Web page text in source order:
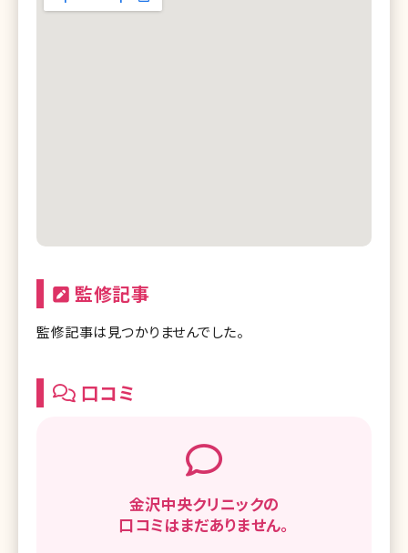
監修記事
監修記事は見つかりませんでした。
口コミ
金沢中央クリニックの
口コミはまだありません。